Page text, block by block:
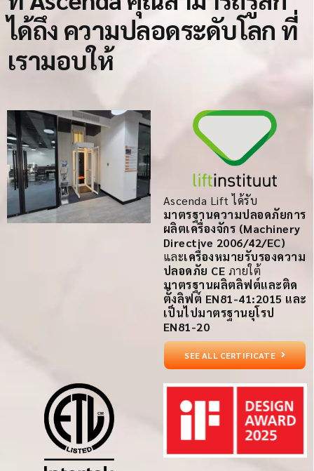
ได้ถึง ความปลอดระดับโลก ที่
เรามอบให้
Ascenda Lift ได้รับ
มาตรฐานความปลอดภัยการ
ผลิตเครื่องจักร (Machinery
Directive 2006/42/EC)
และเครื่องหมายรับรองความ
ปลอดภัย CE ภายใต้
มาตรฐานผลิตลิฟต์และติด
ตั้งลิฟต์ EN81-41:2015 และ
เป็นไปมาตรฐานยุโรป
EN81-20
SEE ALL CERTIFICATE